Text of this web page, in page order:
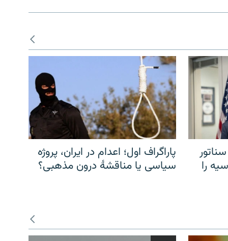
را
پاراگراف اول؛ اعدام در ایران، پروژه
سیاسی یا مناقشهٔ درون مذهبی؟